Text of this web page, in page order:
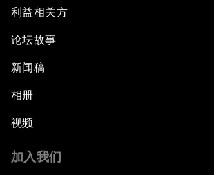
利益相关方
论坛故事
新闻稿
相册
视频
加入我们